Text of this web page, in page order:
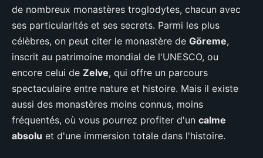
de nombreux monastères troglodytes, chacun avec
ses particularités et ses secrets. Parmi les plus
célèbres, on peut citer le monastère de Göreme,
inscrit au patrimoine mondial de l'UNESCO, ou
encore celui de Zelve, qui offre un parcours
spectaculaire entre nature et histoire. Mais il existe
aussi des monastères moins connus, moins
fréquentés, où vous pourrez profiter d'un calme
absolu et d'une immersion totale dans l'histoire.